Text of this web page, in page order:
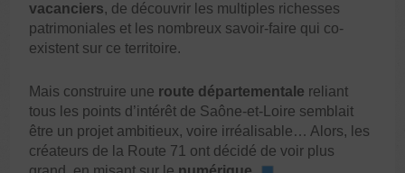
vacanciers, de découvrir les multiples richesses
patrimoniales et les nombreux savoir-faire qui co-
existent sur ce territoire.
Mais construire une route départementale reliant
tous les points d’intérêt de Saône-et-Loire semblait
être un projet ambitieux, voire irréalisable… Alors, les
créateurs de la Route 71 ont décidé de voir plus